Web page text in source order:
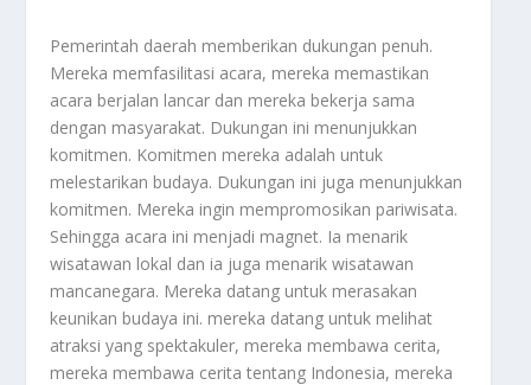
Pemerintah daerah memberikan dukungan penuh.
Mereka memfasilitasi acara, mereka memastikan
acara berjalan lancar dan mereka bekerja sama
dengan masyarakat. Dukungan ini menunjukkan
komitmen. Komitmen mereka adalah untuk
melestarikan budaya. Dukungan ini juga menunjukkan
komitmen. Mereka ingin mempromosikan pariwisata.
Sehingga acara ini menjadi magnet. Ia menarik
wisatawan lokal dan ia juga menarik wisatawan
mancanegara. Mereka datang untuk merasakan
keunikan budaya ini. mereka datang untuk melihat
atraksi yang spektakuler, mereka membawa cerita,
mereka membawa cerita tentang Indonesia, mereka